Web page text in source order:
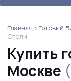
Главная Готовый
Отели
Купить
Москве